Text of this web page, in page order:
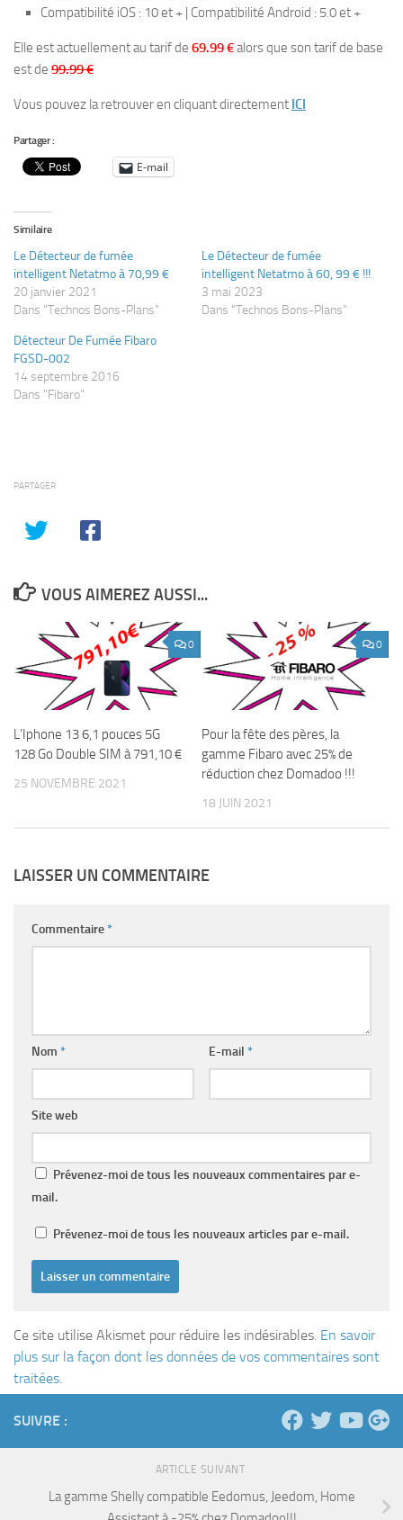
Compatibilité iOS : 10 et + | Compatibilité Android : 5.0 et +
Elle est actuellement au tarif de 69.99 €alors que son tarif de base
est de 99.99 €
Vous pouvez la retrouver en cliquant directement ICI
Partager :
E-mail
Similaire
Le Détecteur de fumée
intelligent Netatmo à 70,99 €
20 janvier 2021
Dans "Technos Bons-Plans"
Le Détecteur de fumée
intelligent Netatmo à 60, 99 € !!!
3 mai 2023
Dans "Technos Bons-Plans"
Détecteur De Fumée Fibaro
FGSD-002
14 septembre 2016
Dans "Fibaro"
PARTAGER
VOUS AIMEREZ AUSSI...
0
L’Iphone 13 6,1 pouces 5G
128 Go Double SIM à 791,10 €
25 NOVEMBRE 2021
0
Pour la fête des pères, la
gamme Fibaro avec 25% de
réduction chez Domadoo !!!
18 JUIN 2021
LAISSER UN COMMENTAIRE
Commentaire*
Nom * E-mail *
Site web
Prévenez-moi de tous les nouveaux commentaires par e-
mail.
Prévenez-moi de tous les nouveaux articles par e-mail.
Ce site utilise Akismet pour réduire les indésirables. En savoir
plus sur la façon dont les données de vos commentaires sont
traitées.
SUIVRE :
ARTICLE SUIVANT
La gamme Shelly compatible Eedomus, Jeedom, Home